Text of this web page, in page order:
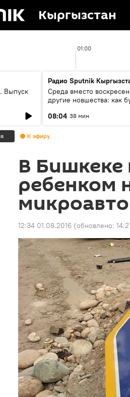
Кыргызстан
01:00
Выпуск
Радио Sputnik
Среда вместо
другие новшества: как
08:04 38 мин
К эфиру
В
ребенком
12:34 01.08.2016 (обновлено: